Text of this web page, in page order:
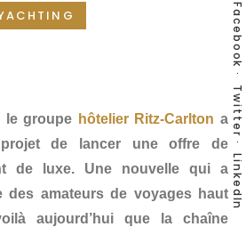
Facebook
Twitter
LinkedIn
le groupe hôtelier Ritz-Carlton a
de lancer une offre de
de luxe. Une nouvelle qui a
des amateurs de voyages haut
aujourd’hui que la chaîne